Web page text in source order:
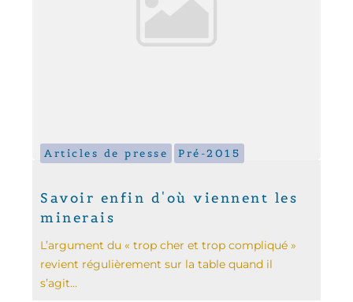
Articles de presse Pré-2015
Savoir enfin d'où viennent les
minerais
L’argument du « trop cher et trop compliqué »
revient régulièrement sur la table quand il
s’agit...